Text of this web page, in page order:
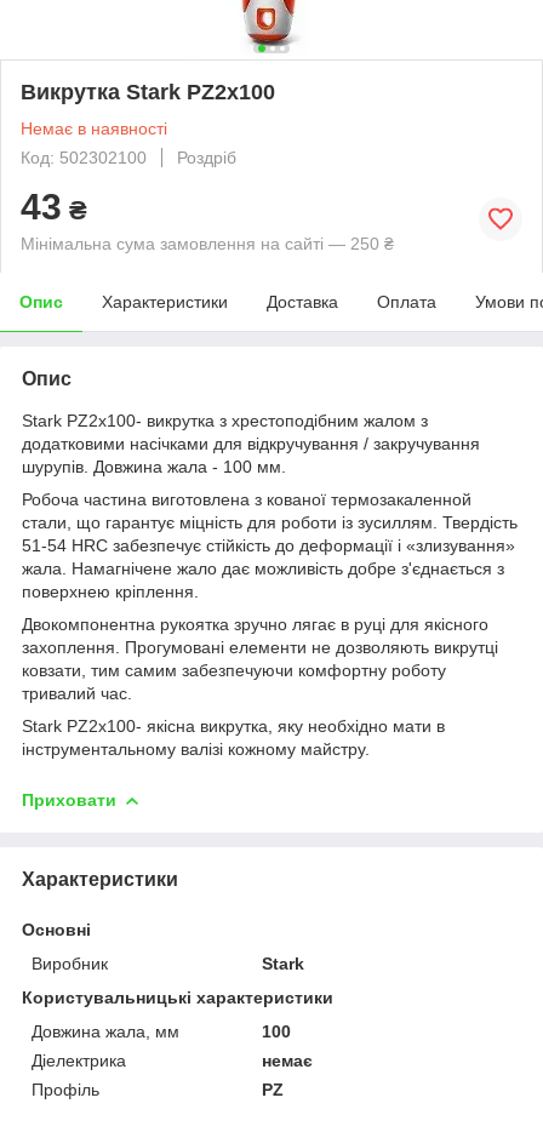
Викрутка Stark PZ2x100
Немає в наявності
Код: 502302100
Роздріб
43 ₴
Мінімальна сума замовлення на сайті — 250 ₴
Опис Характеристики Доставка Оплата Умови
Опис
Stark PZ2x100- викрутка з хрестоподібним жалом з
додатковими насічками для відкручування / закручування
шурупів. Довжина жала - 100 мм.
Робоча частина виготовлена з кованої термозакаленной
стали, що гарантує міцність для роботи із зусиллям. Твердість
51-54 HRC забезпечує стійкість до деформації і «злизування»
жала. Намагнічене жало дає можливість добре з'єднається з
поверхнею кріплення.
Двокомпонентна рукоятка зручно лягає в руці для якісного
захоплення. Прогумовані елементи не дозволяють викрутці
ковзати, тим самим забезпечуючи комфортну роботу
тривалий час.
Stark PZ2x100- якісна викрутка, яку необхідно мати в
інструментальному валізі кожному майстру.
Приховати
Характеристики
Основні
Виробник
Stark
Користувальницькі характеристики
Довжина жала, мм
100
Діелектрика
немає
Профіль
PZ